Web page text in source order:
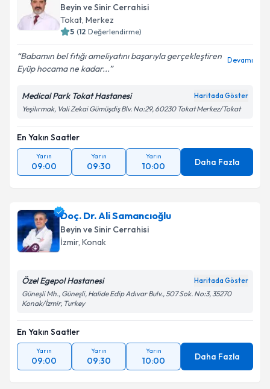
Beyin ve Sinir Cerrahisi
Tokat, Merkez
5 (12 Değerlendirme)
Babamın bel fıtığı ameliyatını başarıyla gerçekleştiren
Eyüp hocama ne kadar...
Devamı
Medical Park Tokat Hastanesi Haritada Göster
Yeşilırmak, Vali Zekai Gümüşdiş Blv. No:29, 60230 Tokat Merkez/Tokat
En Yakın Saatler
Yarın
09:00
Yarın
09:30
Yarın
10:00 Daha Fazla
Doç. Dr. Ali Samancıoğlu
Beyin ve Sinir Cerrahisi
İzmir, Konak
Özel Egepol Hastanesi Haritada Göster
Güneşli Mh., Güneşli, Halide Edip Adıvar Bulv., 507 Sok. No:3, 35270
Konak/İzmir, Turkey
En Yakın Saatler
Yarın
09:00
Yarın
09:30
Yarın
10:00 Daha Fazla